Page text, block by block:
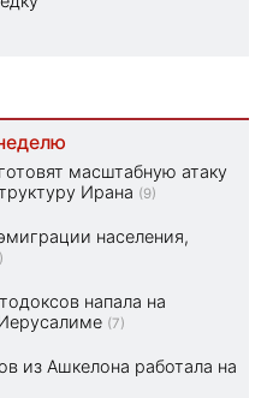
масштабную атаку
Ирана (9)
населения,
напала на
(7)
из Ашкелона работала на